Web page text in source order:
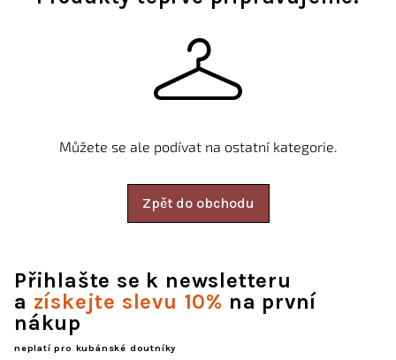
Můžete se ale podívat na ostatní kategorie.
Zpět do obchodu
Přihlašte se k newsletteru
a získejte slevu 10% na první
nákup
neplatí pro kubánské doutníky